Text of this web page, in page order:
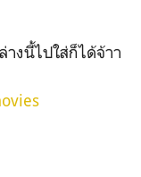
งนี้ไปใส่ก็ได้จ้าา